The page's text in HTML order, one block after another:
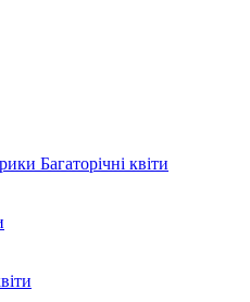
Багаторічні квіти